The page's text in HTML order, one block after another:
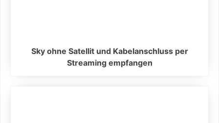
Sky ohne Satellit und Kabelanschluss per
Streaming empfangen